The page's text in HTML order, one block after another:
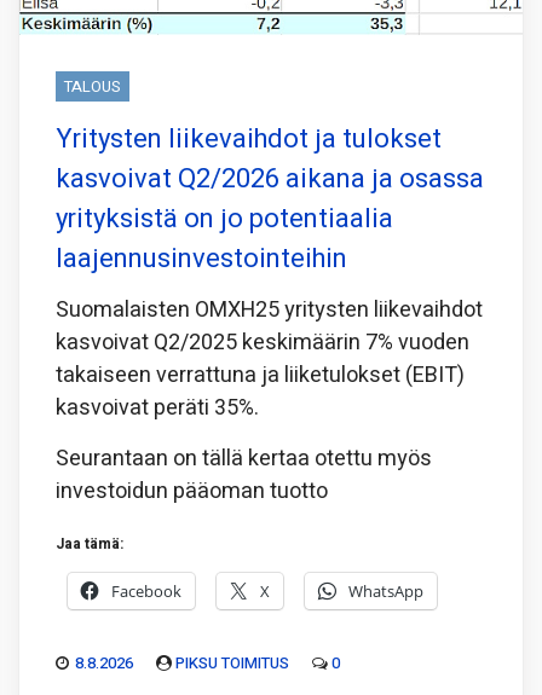
TALOUS
Yritysten liikevaihdot ja tulokset
kasvoivat Q2/2026 aikana ja osassa
yrityksistä on jo potentiaalia
laajennusinvestointeihin
Suomalaisten OMXH25 yritysten liikevaihdot
kasvoivat Q2/2025 keskimäärin 7% vuoden
takaiseen verrattuna ja liiketulokset (EBIT)
kasvoivat peräti 35%.
Seurantaan on tällä kertaa otettu myös
investoidun pääoman tuotto
Jaa tämä:
Facebook X WhatsApp
8.8.2026 PIKSU TOIMITUS 0